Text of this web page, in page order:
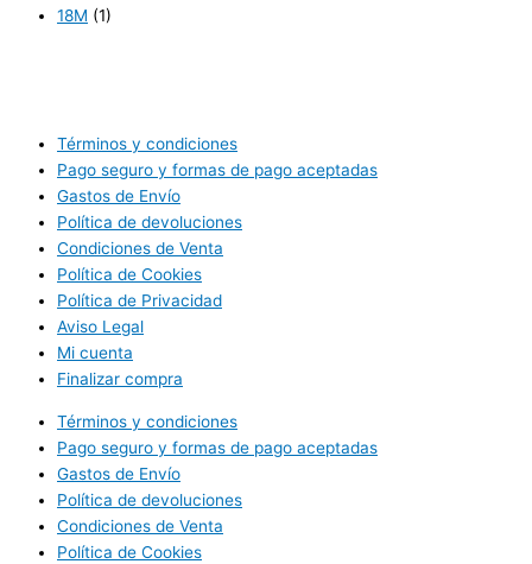
18M (1)
Términos y condiciones
Pago seguro y formas de pago aceptadas
Gastos de Envío
Política de devoluciones
Condiciones de Venta
Política de Cookies
Política de Privacidad
Aviso Legal
Mi cuenta
Finalizar compra
Términos y condiciones
Pago seguro y formas de pago aceptadas
Gastos de Envío
Política de devoluciones
Condiciones de Venta
Política de Cookies